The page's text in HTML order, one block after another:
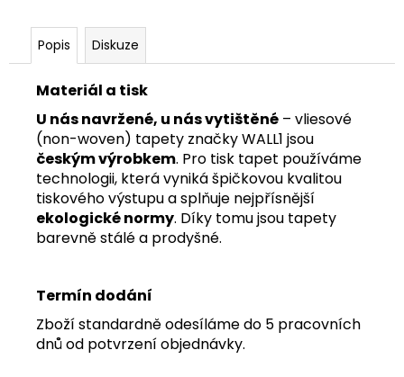
Popis Diskuze
Materiál a tisk
U nás navržené, u nás vytištěné – vliesové
(non-woven) tapety značky WALL1 jsou
českým výrobkem. Pro tisk tapet používáme
technologii, která vyniká špičkovou kvalitou
tiskového výstupu a splňuje nejpřísnější
ekologické normy. Díky tomu jsou tapety
barevně stálé a prodyšné.
Termín dodání
Zboží standardně odesíláme do 5 pracovních
dnů od potvrzení objednávky.